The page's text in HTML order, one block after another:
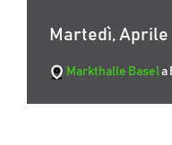
Martedì, Aprile
Markthalle Basela